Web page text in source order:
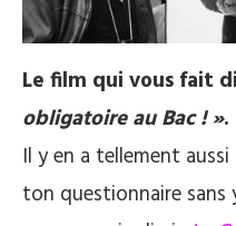
Le film qui vous fait
obligatoire au Bac ! ».
Il y en a tellement
ton questionnaire sans